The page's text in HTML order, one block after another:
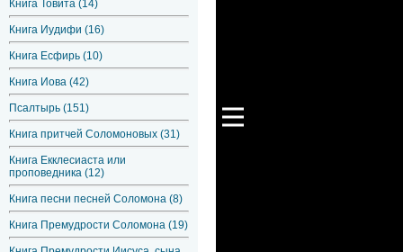
Книга Товита (14)
Книга Иудифи (16)
Книга Есфирь (10)
Книга Иова (42)
Псалтырь (151)
Книга притчей Соломоновых (31)
Книга Екклесиаста или
проповедника (12)
Книга песни песней Соломона (8)
Книга Премудрости Соломона (19)